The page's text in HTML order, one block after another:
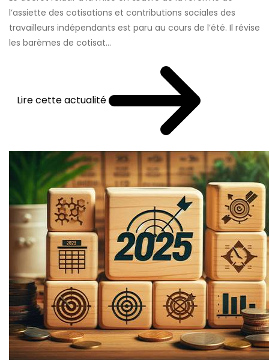
l’assiette des cotisations et contributions sociales des
travailleurs indépendants est paru au cours de l’été. Il révise
les barèmes de cotisat...
Lire cette actualité